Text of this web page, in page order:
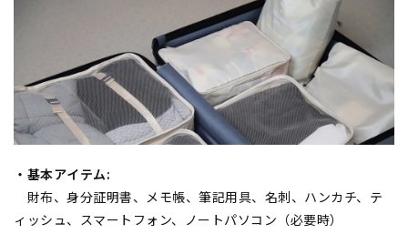
・基本アイテム:
財布、身分証明書、メモ帳、筆記用具、名刺、ハンカチ、テ
ィッシュ、スマートフォン、ノートパソコン（必要時）